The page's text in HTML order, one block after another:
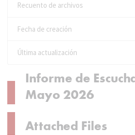
Recuento de archivos
Fecha de creación
Última actualización
Informe de
Mayo 2026
Attached Files